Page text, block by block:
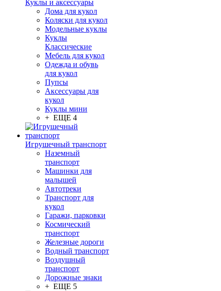
Куклы и аксессуары
Дома для кукол
Коляски для кукол
Модельные куклы
Куклы
Классические
Мебель для кукол
Одежда и обувь
для кукол
Пупсы
Аксессуары для
кукол
Куклы мини
+ ЕЩЕ 4
Игрушечный транспорт
Наземный
транспорт
Машинки для
малышей
Автотреки
Транспорт для
кукол
Гаражи, парковки
Космический
транспорт
Железные дороги
Водный транспорт
Воздушный
транспорт
Дорожные знаки
+ ЕЩЕ 5